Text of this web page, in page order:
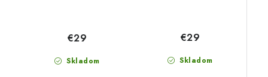
Skladom
€29
Skladom
€29